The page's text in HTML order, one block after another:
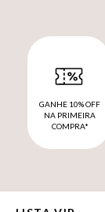
GANHE 10% OFF
NA PRIMEIRA
COMPRA*